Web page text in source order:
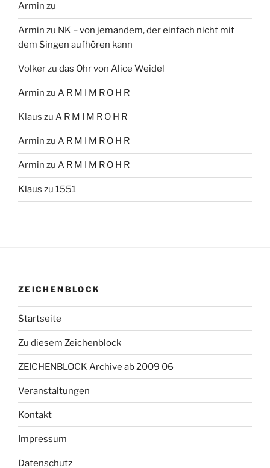
Armin zu
Armin zu NK – von jemandem, der einfach nicht mit
dem Singen aufhören kann
Volkerzu das Ohr von Alice Weidel
Armin zu A R M I M R O H R
Klaus zu A R M I M R O H R
Armin zu A R M I M R O H R
Armin zu A R M I M R O H R
Klaus zu 1551
ZEICHENBLOCK
Startseite
Zu diesem Zeichenblock
ZEICHENBLOCK Archive ab 2009 06
Veranstaltungen
Kontakt
Impressum
Datenschutz